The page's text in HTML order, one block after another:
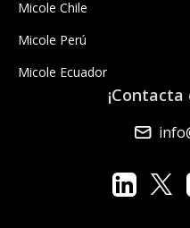
Micole Chile
Micole Perú
Micole Ecuador